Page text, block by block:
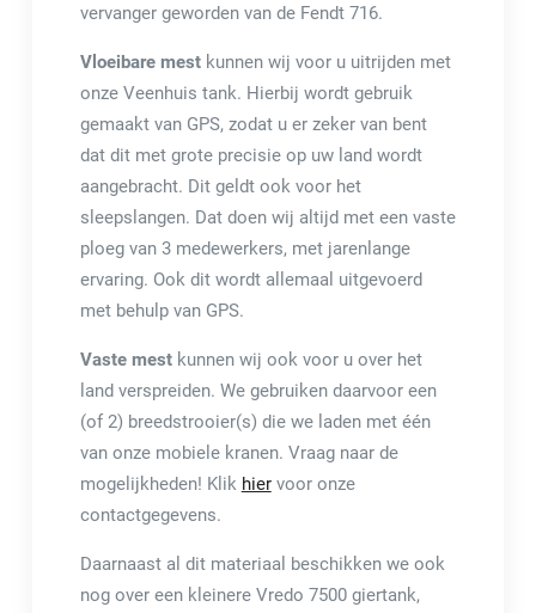
vervanger geworden van de Fendt 716.
Vloeibare mestkunnen wij voor u uitrijden met
onze Veenhuis tank. Hierbij wordt gebruik
gemaakt van GPS, zodat u er zeker van bent
dat dit met grote precisie op uw land wordt
aangebracht. Dit geldt ook voor het
sleepslangen. Dat doen wij altijd met een vaste
ploeg van 3 medewerkers, met jarenlange
ervaring. Ook dit wordt allemaal uitgevoerd
met behulp van GPS.
Vaste mestkunnen wij ook voor u over het
land verspreiden. We gebruiken daarvoor een
(of 2) breedstrooier(s) die we laden met één
van onze mobiele kranen. Vraag naar de
mogelijkheden! Klik hiervoor onze
contactgegevens.
Daarnaast al dit materiaal beschikken we ook
nog over een kleinere Vredo 7500 giertank,